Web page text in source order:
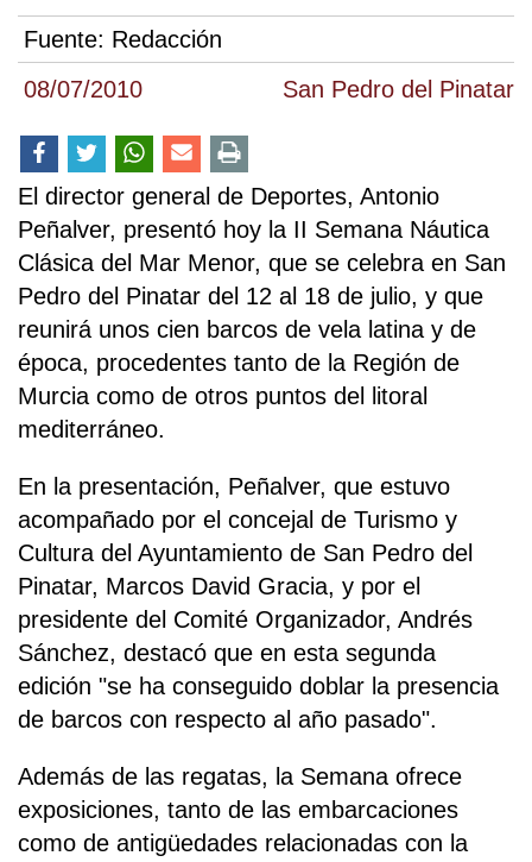
08/07/2010 San Pedro del Pinatar
Fuente: Redacción
El director general de Deportes, Antonio
Peñalver, presentó hoy la II Semana Náutica
Clásica del Mar Menor, que se celebra en San
Pedro del Pinatar del 12 al 18 de julio, y que
reunirá unos cien barcos de vela latina y de
época, procedentes tanto de la Región de
Murcia como de otros puntos del litoral
mediterráneo.
En la presentación, Peñalver, que estuvo
acompañado por el concejal de Turismo y
Cultura del Ayuntamiento de San Pedro del
Pinatar, Marcos David Gracia, y por el
presidente del Comité Organizador, Andrés
Sánchez, destacó que en esta segunda
edición "se ha conseguido doblar la presencia
de barcos con respecto al año pasado".
Además de las regatas, la Semana ofrece
exposiciones, tanto de las embarcaciones
como de antigüedades relacionadas con la